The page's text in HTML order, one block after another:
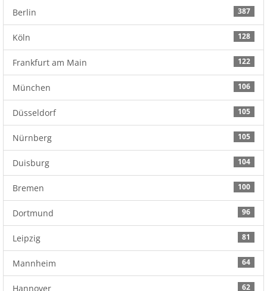
387
Berlin
128
Köln
122
Frankfurt am Main
106
München
105
Düsseldorf
105
Nürnberg
104
Duisburg
100
Bremen
96
Dortmund
81
Leipzig
64
Mannheim
62
Hannover